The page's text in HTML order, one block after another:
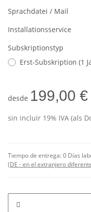
Sprachdatei / Mail
Installationsservice
Subskriptionstyp
Erst-Subskription (1
desde 199,00 €
sin incluir 19% IVA (als
Tiempo de entrega:0 Días
(DE - en el extranjero